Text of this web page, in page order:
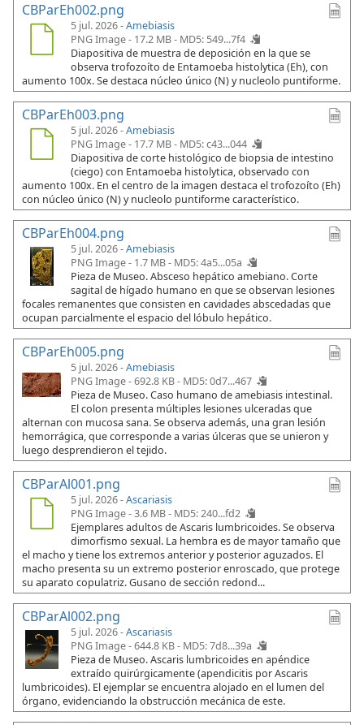
CBParEh002.png
5 jul. 2026 -Amebiasis
PNG Image - 17.2 MB - MD5: 549...7f4
Diapositiva de muestra de deposición en la que se
observa trofozoíto de Entamoeba histolytica (Eh), con
aumento 100x. Se destaca núcleo único (N) y nucleolo puntiforme.
CBParEh003.png
5 jul. 2026 -Amebiasis
PNG Image - 17.7 MB - MD5: c43...044
Diapositiva de corte histológico de biopsia de intestino
(ciego) con Entamoeba histolytica, observado con
aumento 100x. En el centro de la imagen destaca el trofozoíto (Eh)
con núcleo único (N) y nucleolo puntiforme característico.
CBParEh004.png
5 jul. 2026 -Amebiasis
PNG Image - 1.7 MB - MD5: 4a5...05a
Pieza de Museo. Absceso hepático amebiano. Corte
sagital de hígado humano en que se observan lesiones
focales remanentes que consisten en cavidades abscedadas que
ocupan parcialmente el espacio del lóbulo hepático.
CBParEh005.png
5 jul. 2026 -Amebiasis
PNG Image - 692.8 KB - MD5: 0d7...467
Pieza de Museo. Caso humano de amebiasis intestinal.
El colon presenta múltiples lesiones ulceradas que
alternan con mucosa sana. Se observa además, una gran lesión
hemorrágica, que corresponde a varias úlceras que se unieron y
luego desprendieron el tejido.
CBParAl001.png
5 jul. 2026 -Ascariasis
PNG Image - 3.6 MB - MD5: 240...fd2
Ejemplares adultos de Ascaris lumbricoides. Se observa
dimorfismo sexual. La hembra es de mayor tamaño que
el macho y tiene los extremos anterior y posterior aguzados. El
macho presenta su un extremo posterior enroscado, que protege
su aparato copulatriz. Gusano de sección redond...
CBParAl002.png
5 jul. 2026 -Ascariasis
PNG Image - 644.8 KB - MD5: 7d8...39a
Pieza de Museo. Ascaris lumbricoides en apéndice
extraído quirúrgicamente (apendicitis por Ascaris
lumbricoides). El ejemplar se encuentra alojado en el lumen del
órgano, evidenciando la obstrucción mecánica de este.